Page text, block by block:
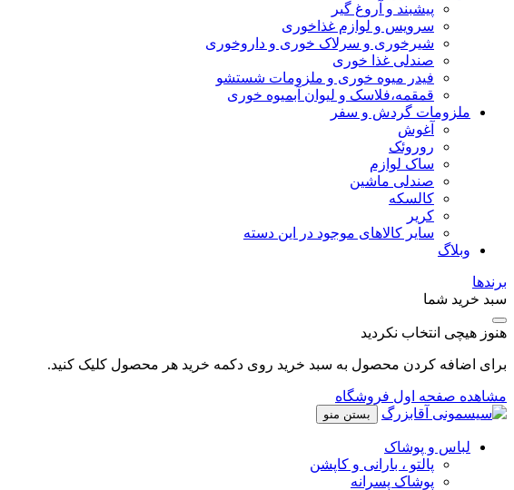
پیشبند و آروغ گیر
سرویس و لوازم غذاخوری
شیرخوری و سرلاک خوری و داروخوری
صندلی غذا خوری
فیدر میوه خوری و ملزومات شستشو
قمقمه،فلاسک و لیوان آبمیوه خوری
ملزومات گردش و سفر
آغوش
روروئک
ساک لوازم
صندلی ماشین
کالسکه
کریر
سایر کالاهای موجود در این دسته
وبلاگ
برندها
سبد خرید شما
هنوز هیچی انتخاب نکردید
برای اضافه کردن محصول به سبد خرید روی دکمه خرید هر محصول کلیک کنید.
مشاهده صفحه اول فروشگاه
بستن منو
لباس و پوشاک
پالتو ، بارانی و کاپشن
پوشاک پسرانه